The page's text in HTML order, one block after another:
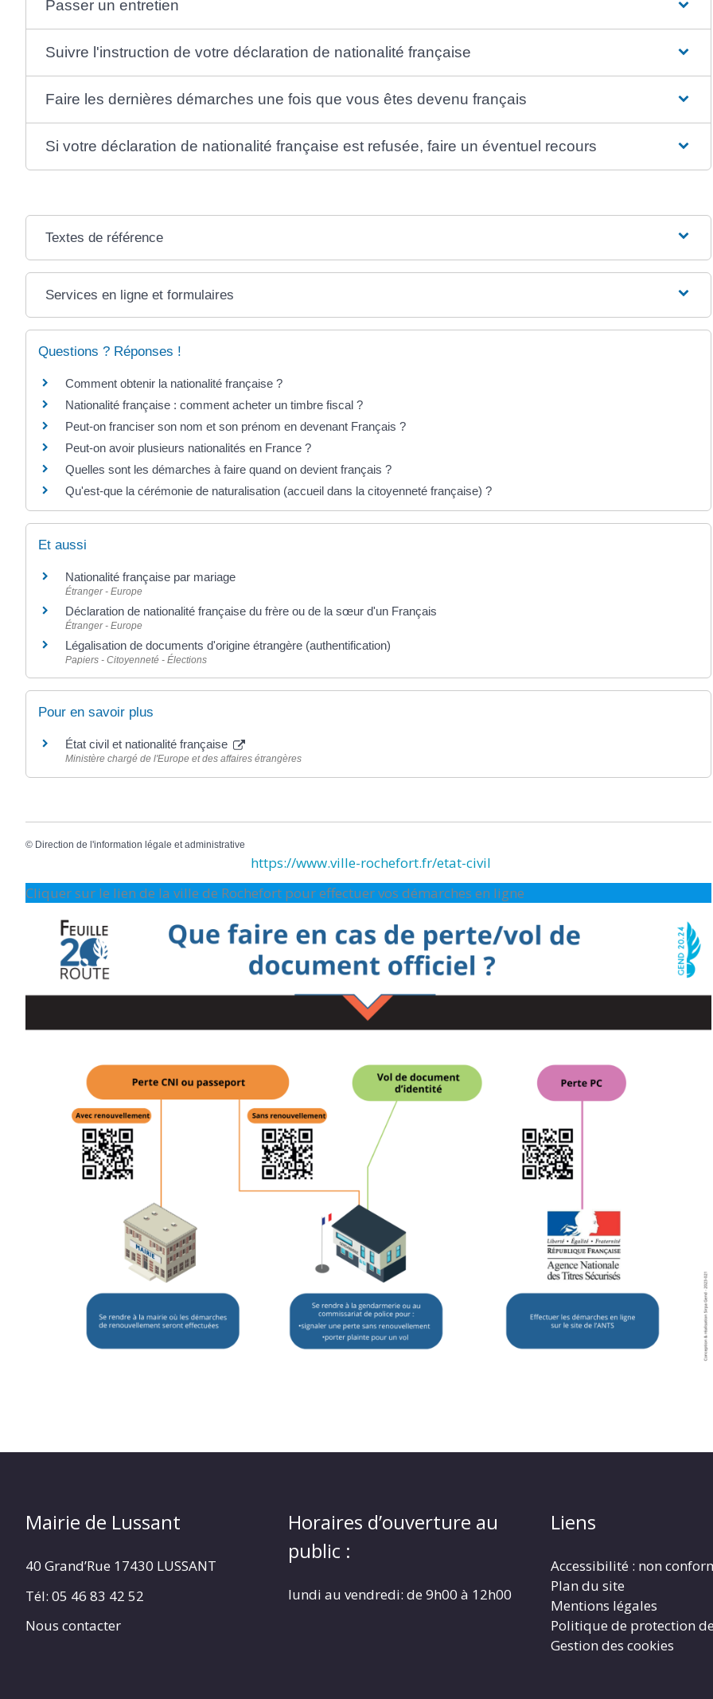
Passer un entretien
Suivre l'instruction de votre déclaration de nationalité française
Faire les dernières démarches une fois que vous êtes devenu français
Si votre déclaration de nationalité française est refusée, faire un éventuel recours
Textes de référence
Services en ligne et formulaires
Questions ? Réponses !
Comment obtenir la nationalité française ?
Nationalité française : comment acheter un timbre fiscal ?
Peut-on franciser son nom et son prénom en devenant Français ?
Peut-on avoir plusieurs nationalités en France ?
Quelles sont les démarches à faire quand on devient français ?
Qu'est-que la cérémonie de naturalisation (accueil dans la citoyenneté française) ?
Et aussi
Nationalité française par mariage
Étranger - Europe
Déclaration de nationalité française du frère ou de la sœur d'un Français
Étranger - Europe
Légalisation de documents d'origine étrangère (authentification)
Papiers - Citoyenneté - Élections
Pour en savoir plus
État civil et nationalité française
Ministère chargé de l'Europe et des affaires étrangères
© Direction de l'information légale et administrative
https://www.ville-rochefort.fr/etat-civil
Cliquer sur le lien de la ville de Rochefort pour effectuer vos démarches en ligne
Mairie de Lussant
40 Grand’Rue 17430 LUSSANT
Tél: 05 46 83 42 52
Nous contacter
Horaires d’ouverture au
public :
lundi au vendredi: de 9h00 à 12h00
Liens
Accessibilité : non
Plan du site
Mentions légales
Politique de protection
Gestion des cookies